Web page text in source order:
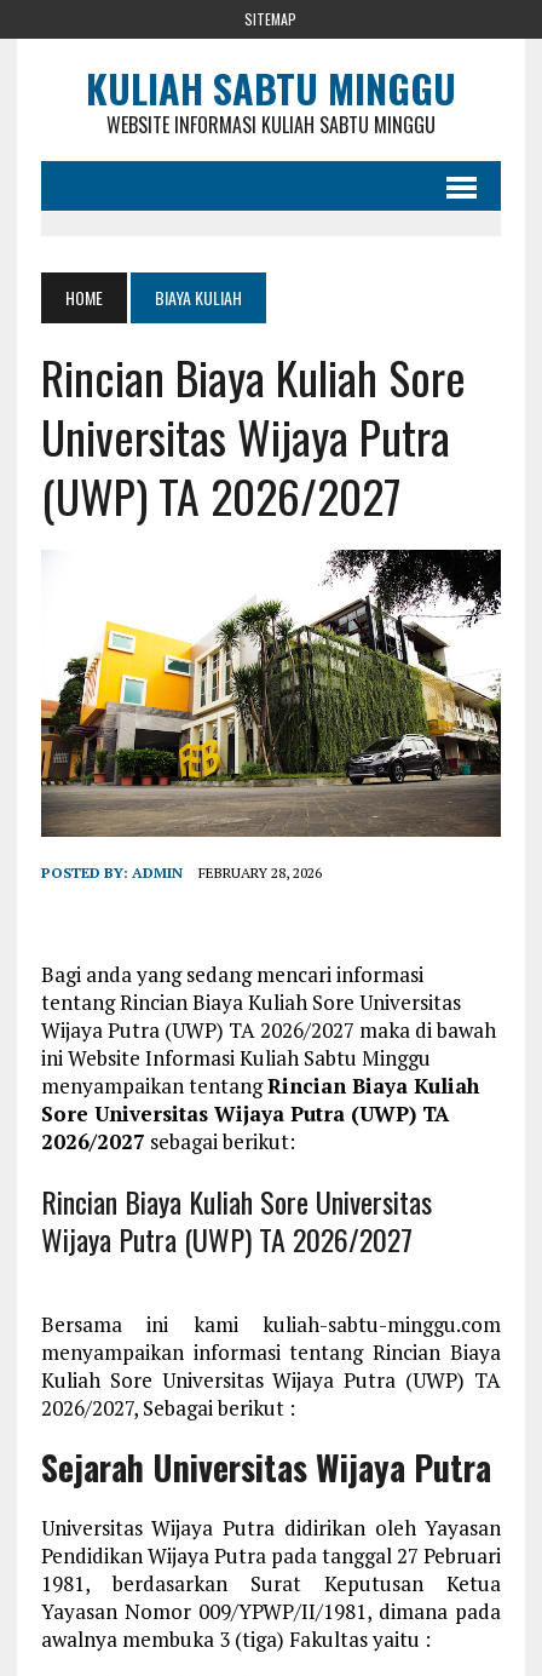
SITEMAP
KULIAH SABTU MINGGU
WEBSITE INFORMASI KULIAH SABTU MINGGU
HOME BIAYA KULIAH
Rincian Biaya Kuliah Sore
Universitas Wijaya Putra
(UWP) TA 2026/2027
POSTED BY: ADMIN FEBRUARY 28, 2026
Bagi anda yang sedang mencari informasi
tentang Rincian Biaya Kuliah Sore Universitas
Wijaya Putra (UWP) TA 2026/2027 maka di bawah
ini Website Informasi Kuliah Sabtu Minggu
menyampaikan tentangRincian Biaya Kuliah
Sore Universitas Wijaya Putra (UWP) TA
2026/2027 sebagai berikut:
Rincian Biaya Kuliah Sore Universitas
Wijaya Putra (UWP) TA 2026/2027
Bersama ini kami kuliah-sabtu-minggu.com
menyampaikan informasi tentang Rincian Biaya
Kuliah Sore Universitas Wijaya Putra (UWP) TA
2026/2027, Sebagai berikut :
Sejarah Universitas Wijaya Putra
Universitas Wijaya Putra didirikan oleh Yayasan
Pendidikan Wijaya Putra pada tanggal 27 Pebruari
1981, berdasarkan Surat Keputusan Ketua
Yayasan Nomor 009/YPWP/II/1981, dimana pada
awalnya membuka 3 (tiga) Fakultas yaitu :